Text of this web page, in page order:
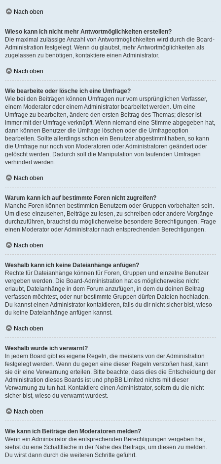
Nach oben
Wieso kann ich nicht mehr Antwortmöglichkeiten erstellen?
Die maximal zulässige Anzahl von Antwortmöglichkeiten wird durch die Board-
Administration festgelegt. Wenn du glaubst, mehr Antwortmöglichkeiten als
zugelassen zu benötigen, kontaktiere einen Administrator.
Nach oben
Wie bearbeite oder lösche ich eine Umfrage?
Wie bei den Beiträgen können Umfragen nur vom ursprünglichen Verfasser,
einem Moderator oder einem Administrator bearbeitet werden. Um eine
Umfrage zu bearbeiten, ändere den ersten Beitrag des Themas; dieser ist
immer mit der Umfrage verknüpft. Wenn niemand eine Stimme abgegeben hat,
dann können Benutzer die Umfrage löschen oder die Umfrageoption
bearbeiten. Sollte allerdings schon ein Benutzer abgestimmt haben, so kann
die Umfrage nur noch von Moderatoren oder Administratoren geändert oder
gelöscht werden. Dadurch soll die Manipulation von laufenden Umfragen
verhindert werden.
Nach oben
Warum kann ich auf bestimmte Foren nicht zugreifen?
Manche Foren können bestimmten Benutzern oder Gruppen vorbehalten sein.
Um diese einzusehen, Beiträge zu lesen, zu schreiben oder andere Vorgänge
durchzuführen, brauchst du möglicherweise besondere Berechtigungen. Frage
einen Moderator oder Administrator nach entsprechenden Berechtigungen.
Nach oben
Weshalb kann ich keine Dateianhänge anfügen?
Rechte für Dateianhänge können für Foren, Gruppen und einzelne Benutzer
vergeben werden. Die Board-Administration hat es möglicherweise nicht
erlaubt, Dateianhänge in dem Forum anzufügen, in dem du deinen Beitrag
verfassen möchtest, oder nur bestimmte Gruppen dürfen Dateien hochladen.
Du kannst einen Administrator kontaktieren, falls du dir nicht sicher bist, wieso
du keine Dateianhänge anfügen kannst.
Nach oben
Weshalb wurde ich verwarnt?
In jedem Board gibt es eigene Regeln, die meistens von der Administration
festgelegt werden. Wenn du gegen eine dieser Regeln verstoßen hast, kann
sie dir eine Verwarnung erteilen. Bitte beachte, dass dies die Entscheidung der
Administration dieses Boards ist und phpBB Limited nichts mit dieser
Verwarnung zu tun hat. Kontaktiere einen Administrator, sofern du die nicht
sicher bist, wieso du verwarnt wurdest.
Nach oben
Wie kann ich Beiträge den Moderatoren melden?
Wenn ein Administrator die entsprechenden Berechtigungen vergeben hat,
siehst du eine Schaltfläche in der Nähe des Beitrags, um diesen zu melden.
Du wirst dann durch die weiteren Schritte geführt.